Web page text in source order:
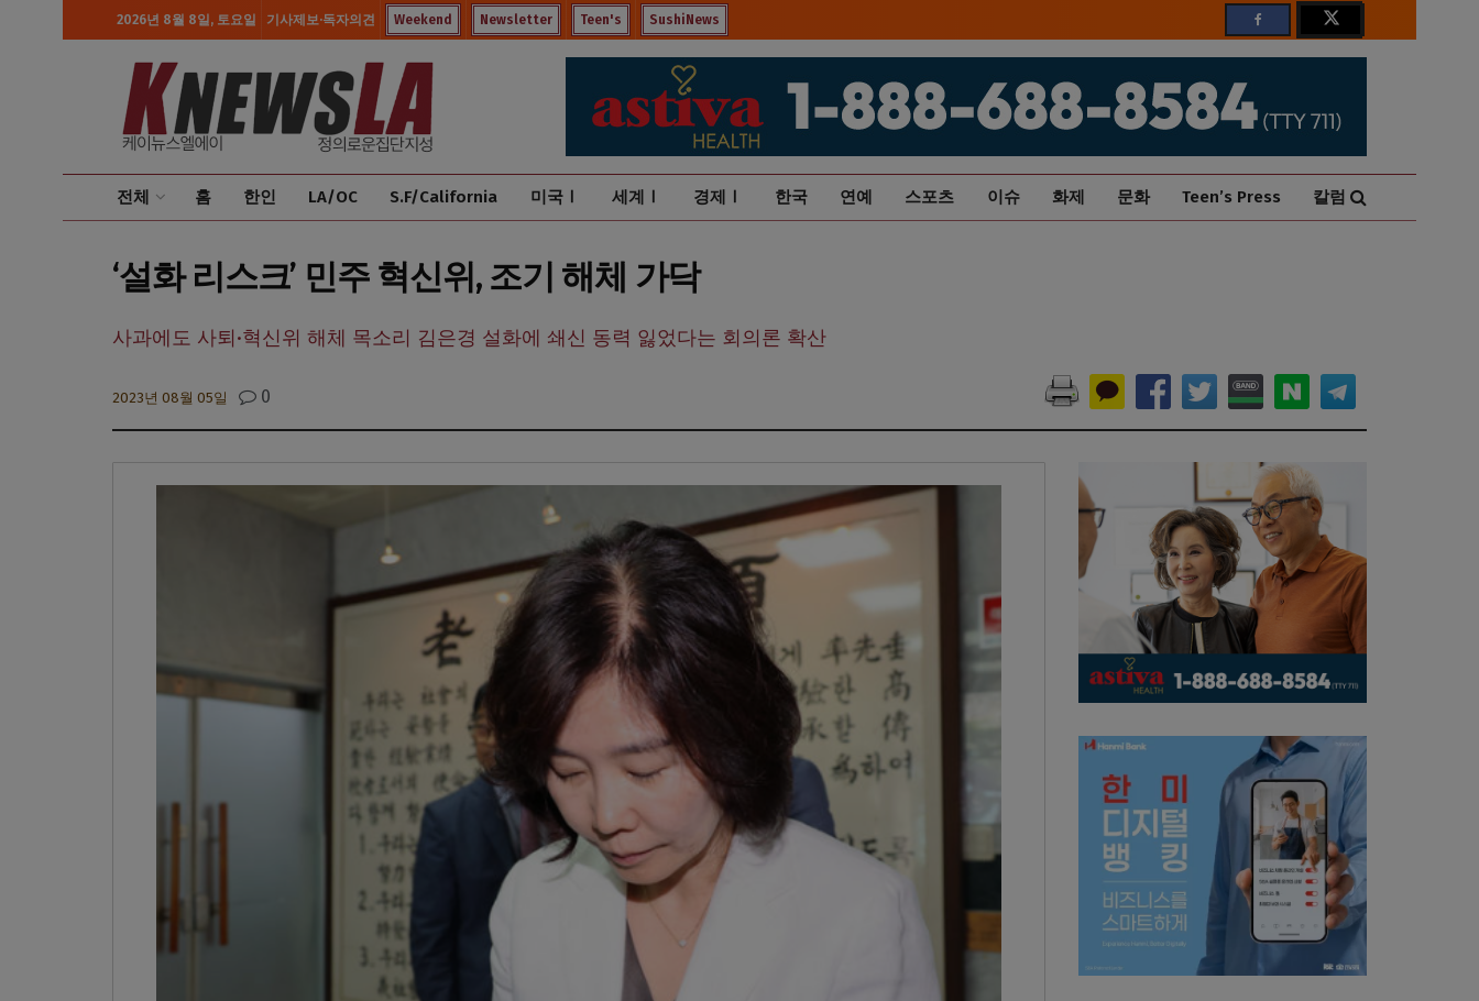
2026년 8월 8일, 토요일 기사제보·독자의견 Weekend Newsletter Teen's SushiNews
전체 홈 한인 LA/OC S.F/California 미국Ⅰ 세계Ⅰ 경제Ⅰ 한국 연예 스포츠 이슈 화제 문화 Teen’s Press 칼럼
‘설화 리스크’ 민주 혁신위, 조기 해체 가닥
사과에도 사퇴·혁신위 해체 목소리 김은경 설화에 쇄신 동력 잃었다는 회의론 확산
2023년 08월 05일 0